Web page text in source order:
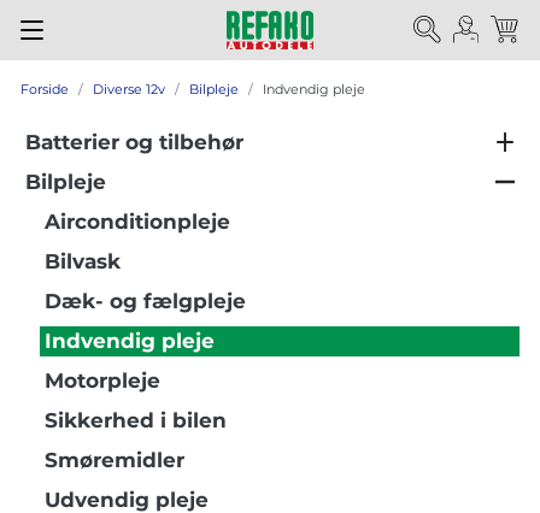
Forside Diverse 12v Bilpleje Indvendig pleje
Batterier og tilbehør
Bilpleje
Airconditionpleje
Bilvask
Dæk- og fælgpleje
Indvendig pleje
Motorpleje
Sikkerhed i bilen
Smøremidler
Udvendig pleje